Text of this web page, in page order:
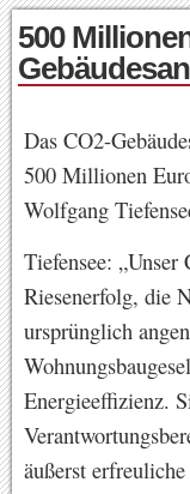
500
Das CO2-
500 Millionen
Wolfgang
Tiefensee: „Unser
Riesenerfolg, die
ursprünglich
Energieeffizienz.
äußerst